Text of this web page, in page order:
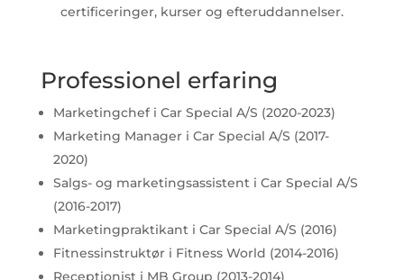
certificeringer, kurser og efteruddannelser.
Professionel erfaring
Marketingchef i Car Special A/S (2020-2023)
Marketing Manager i Car Special A/S (2017-
2020)
Salgs- og marketingsassistent i Car Special A/S
(2016-2017)
Marketingpraktikant i Car Special A/S (2016)
Fitnessinstruktør i Fitness World (2014-2016)
Receptionist i MB Group (2013-2014)